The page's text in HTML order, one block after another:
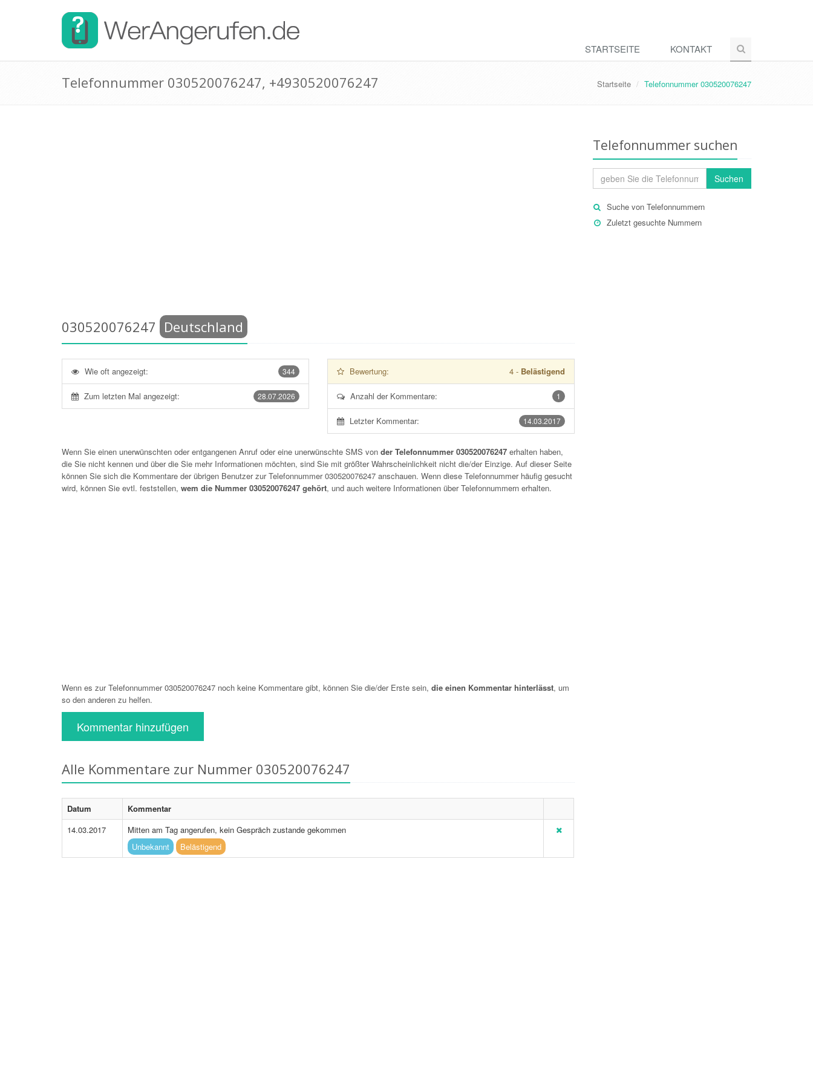
STARTSEITE KONTAKT
Telefonnummer 030520076247, +4930520076247 Startseite Telefonnummer 030520076247
030520076247 Deutschland
344
Wie oft angezeigt:
28.07.2026
Zum letzten Mal angezeigt:
Bewertung: 4- Belästigend
1
Anzahl der Kommentare:
14.03.2017
Letzter Kommentar:
Wenn Sie einen unerwünschten oder entgangenen Anruf oder eine unerwünschte SMS von der Telefonnummer 030520076247 erhalten haben,
die Sie nicht kennen und über die Sie mehr Informationen möchten, sind Sie mit größter Wahrscheinlichkeit nicht die/der Einzige. Auf dieser Seite
können Sie sich die Kommentare der übrigen Benutzer zur Telefonnummer030520076247 anschauen. Wenn diese Telefonnummer häufig gesucht
wird, können Sie evtl. feststellen, wem die Nummer 030520076247 gehört, und auch weitere Informationen über Telefonnummern erhalten.
Wenn es zur Telefonnummer 030520076247 noch keine Kommentare gibt, können Sie die/der Erste sein, die einen Kommentar hinterlässt, um
so den anderen zu helfen.
Kommentar hinzufügen
Alle Kommentare zur Nummer 030520076247
Datum
Kommentar
14.03.2017
Mitten am Tag angerufen, kein Gespräch zustande gekommen
Unbekannt
Belästigend
Telefonnummer suchen
Suchen
Suche von Telefonnummern
Zuletzt gesuchte Nummern